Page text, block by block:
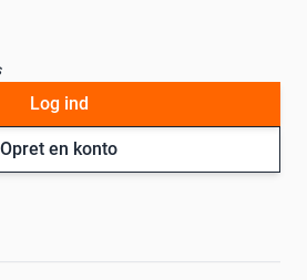
Opret en konto
Log ind